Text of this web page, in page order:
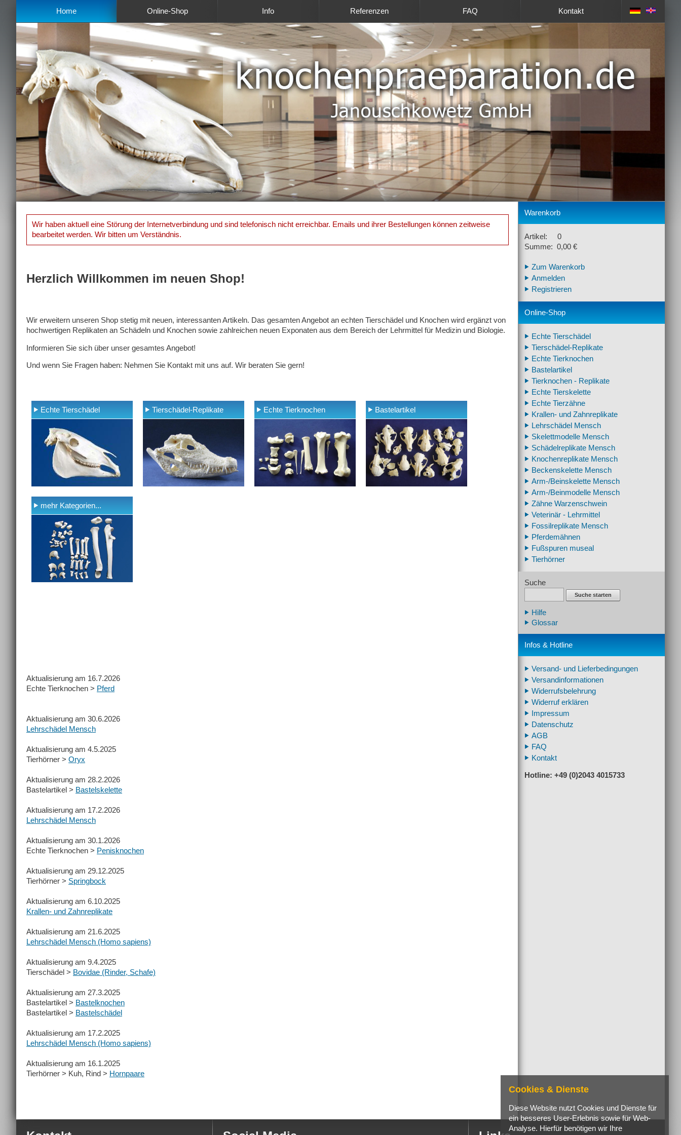
Home Online-Shop Info Referenzen FAQ Kontakt
Wir haben aktuell eine Störung der Internetverbindung und sind telefonisch nicht erreichbar. Emails und ihrer Bestellungen können zeitweise
bearbeitet werden. Wir bitten um Verständnis.
Herzlich Willkommen im neuen Shop!
Wir erweitern unseren Shop stetig mit neuen, interessanten Artikeln. Das gesamten Angebot an echten Tierschädel und Knochen wird ergänzt von
hochwertigen Replikaten an Schädeln und Knochen sowie zahlreichen neuen Exponaten aus dem Bereich der Lehrmittel für Medizin und Biologie.
Informieren Sie sich über unser gesamtes Angebot!
Und wenn Sie Fragen haben: Nehmen Sie Kontakt mit uns auf. Wir beraten Sie gern!
Echte Tierschädel Tierschädel-Replikate Echte Tierknochen Bastelartikel
mehr Kategorien...
Aktualisierung am 16.7.2026
Echte Tierknochen > Pferd
Aktualisierung am 30.6.2026
Lehrschädel Mensch
Aktualisierung am 4.5.2025
Tierhörner > Oryx
Aktualisierung am 28.2.2026
Bastelartikel > Bastelskelette
Aktualisierung am 17.2.2026
Lehrschädel Mensch
Aktualisierung am 30.1.2026
Echte Tierknochen > Penisknochen
Aktualisierung am 29.12.2025
Tierhörner > Springbock
Aktualisierung am 6.10.2025
Krallen- und Zahnreplikate
Aktualisierung am 21.6.2025
Lehrschädel Mensch (Homo sapiens)
Aktualisierung am 9.4.2025
Tierschädel > Bovidae (Rinder, Schafe)
Aktualisierung am 27.3.2025
Bastelartikel > Bastelknochen
Bastelartikel > Bastelschädel
Aktualisierung am 17.2.2025
Lehrschädel Mensch (Homo sapiens)
Aktualisierung am 16.1.2025
Tierhörner > Kuh, Rind > Hornpaare
Warenkorb
Artikel: 0
Summe: 0,00 €
Zum Warenkorb
Anmelden
Registrieren
Online-Shop
Echte Tierschädel
Tierschädel-Replikate
Echte Tierknochen
Bastelartikel
Tierknochen - Replikate
Echte Tierskelette
Echte Tierzähne
Krallen- und Zahnreplikate
Lehrschädel Mensch
Skelettmodelle Mensch
Schädelreplikate Mensch
Knochenreplikate Mensch
Beckenskelette Mensch
Arm-/Beinskelette Mensch
Arm-/Beinmodelle Mensch
Zähne Warzenschwein
Veterinär - Lehrmittel
Fossilreplikate Mensch
Pferdemähnen
Fußspuren museal
Tierhörner
Suche
Suche starten
Hilfe
Glossar
Infos & Hotline
Versand- und Lieferbedingungen
Versandinformationen
Widerrufsbelehrung
Widerruf erklären
Impressum
Datenschutz
AGB
FAQ
Kontakt
Hotline: +49 (0)2043 4015733
Cookies & Dienste
Diese Website nutzt Cookies und Dienste für
ein besseres User-Erlebnis sowie für Web-
Analyse. Hierfür benötigen wir Ihre